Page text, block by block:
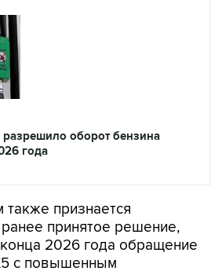
оборот бензина
года
признается
2026 года обращение
с повышенным
- отмечает министерство.